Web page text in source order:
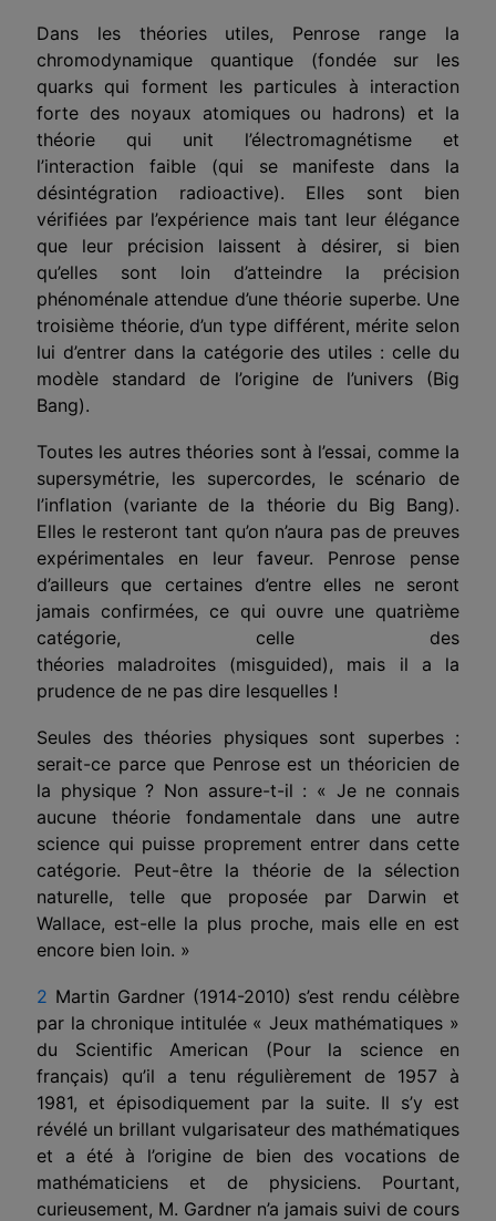
Dans les théories utiles, Penrose range la
chromodynamique quantique (fondée sur les
quarks qui forment les particules à interaction
forte des noyaux atomiques ou hadrons) et la
théorie qui unit l’électromagnétisme et
l’interaction faible (qui se manifeste dans la
désintégration radioactive). Elles sont bien
vérifiées par l’expérience mais tant leur élégance
que leur précision laissent à désirer, si bien
qu’elles sont loin d’atteindre la précision
phénoménale attendue d’une théorie superbe. Une
troisième théorie, d’un type différent, mérite selon
lui d’entrer dans la catégorie des utiles : celle du
modèle standard de l’origine de l’univers (Big
Bang).
Toutes les autres théories sont à l’essai, comme la
supersymétrie, les supercordes, le scénario de
l’inflation (variante de la théorie du Big Bang).
Elles le resteront tant qu’on n’aura pas de preuves
expérimentales en leur faveur. Penrose pense
d’ailleurs que certaines d’entre elles ne seront
jamais confirmées, ce qui ouvre une quatrième
catégorie, celle des
théories maladroites (misguided), mais il a la
prudence de ne pas dire lesquelles !
Seules des théories physiques sont superbes :
serait-ce parce que Penrose est un théoricien de
la physique ? Non assure-t-il : « Je ne connais
aucune théorie fondamentale dans une autre
science qui puisse proprement entrer dans cette
catégorie. Peut-être la théorie de la sélection
naturelle, telle que proposée par Darwin et
Wallace, est-elle la plus proche, mais elle en est
encore bien loin. »
2 Martin Gardner (1914-2010) s’est rendu célèbre
par la chronique intitulée « Jeux mathématiques »
du Scientific American (Pour la science en
français) qu’il a tenu régulièrement de 1957 à
1981, et épisodiquement par la suite. Il s’y est
révélé un brillant vulgarisateur des mathématiques
et a été à l’origine de bien des vocations de
mathématiciens et de physiciens. Pourtant,
curieusement, M. Gardner n’a jamais suivi de cours